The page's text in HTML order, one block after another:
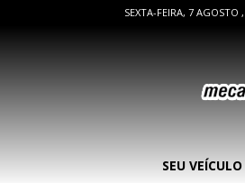
SEXTA-FEIRA, 7 AGOSTO
SEU VEÍCULO